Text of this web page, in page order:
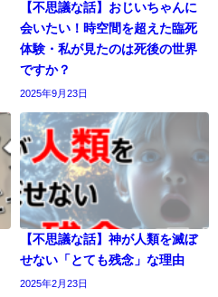
【不思議な話】おじいちゃんに
会いたい！時空間を超えた臨死
体験・私が見たのは死後の世界
ですか？
2025年9月23日
【不思議な話】神が人類を滅ぼ
せない「とても残念」な理由
2025年2月23日